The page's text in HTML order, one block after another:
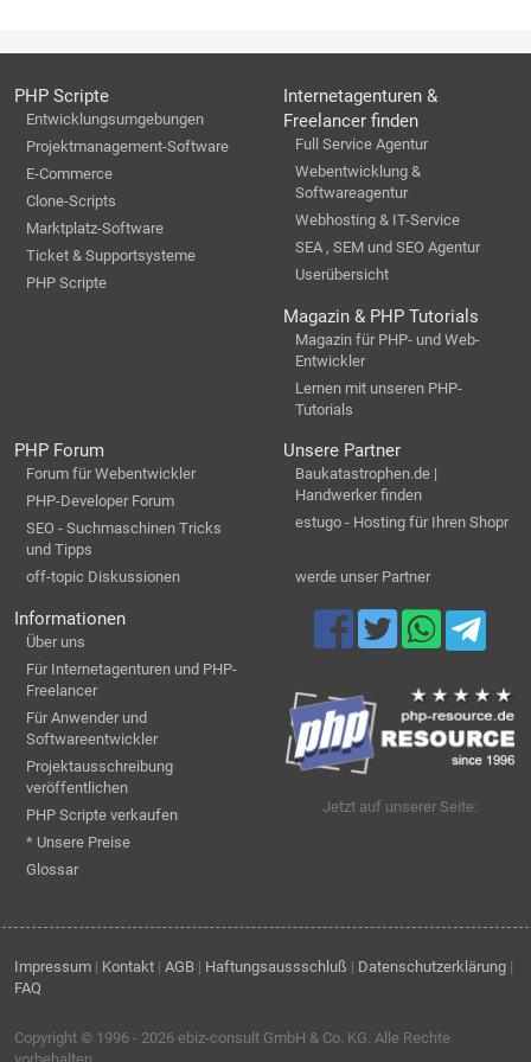
PHP Scripte
Entwicklungsumgebungen
Projektmanagement-Software
E-Commerce
Clone-Scripts
Marktplatz-Software
Ticket & Supportsysteme
PHP Scripte
Internetagenturen &
Freelancer finden
Full Service Agentur
Webentwicklung &
Softwareagentur
Webhosting & IT-Service
SEA , SEM und SEO Agentur
Userübersicht
Magazin & PHP Tutorials
Magazin für PHP- und Web-
Entwickler
Lernen mit unseren PHP-
Tutorials
PHP Forum
Forum für Webentwickler
PHP-Developer Forum
SEO - Suchmaschinen Tricks
und Tipps
off-topic Diskussionen
Unsere Partner
Baukatastrophen.de |
Handwerker finden
estugo - Hosting für Ihren Shopr
werde unser Partner
Informationen
Über uns
Für Internetagenturen und PHP-
Freelancer
Für Anwender und
Softwareentwickler
Projektausschreibung
veröffentlichen
PHP Scripte verkaufen
* Unsere Preise
Glossar
Jetzt auf unserer Seite:
Impressum | Kontakt | AGB | Haftungsaussschluß | Datenschutzerklärung |
FAQ
Copyright © 1996 - 2026 ebiz-consult GmbH & Co. KG. Alle Rechte